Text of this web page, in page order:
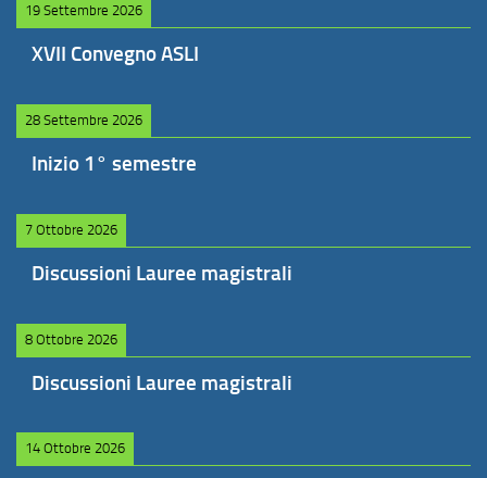
19 Settembre 2026
XVII Convegno ASLI
28 Settembre 2026
Inizio 1° semestre
7 Ottobre 2026
Discussioni Lauree magistrali
8 Ottobre 2026
Discussioni Lauree magistrali
14 Ottobre 2026